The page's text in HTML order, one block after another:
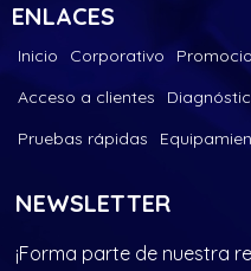
ENLACES
Inicio Corporativo
Acceso a clientes
Pruebas rápidas
NEWSLETTER
¡Forma parte de nuestra